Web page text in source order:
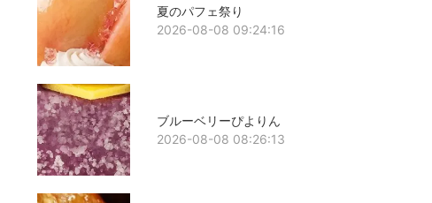
夏のパフェ祭り
2026-08-08 09:24:16
ブルーベリーぴよりん
2026-08-08 08:26:13